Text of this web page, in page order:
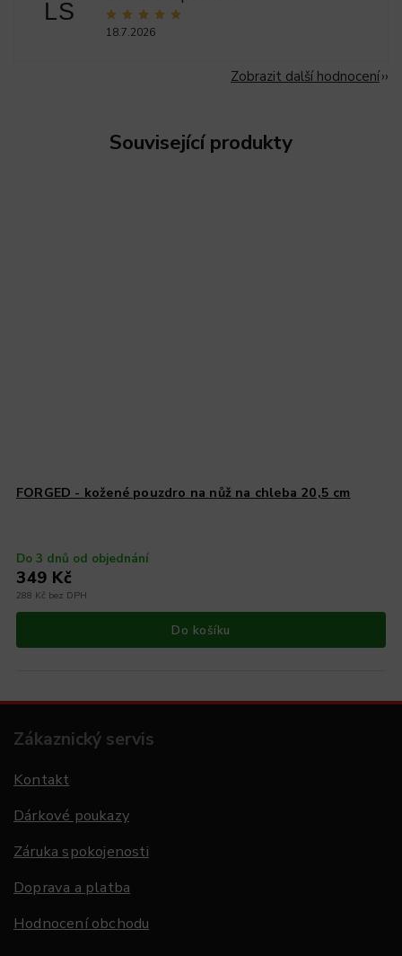
LS
18.7.2026
Zobrazit další hodnocení
Související produkty
FORGED - kožené pouzdro na nůž na chleba 20,5 cm
Do 3 dnů od objednání
288 Kč bez DPH
349 Kč
Do košíku
Zákaznický servis
Kontakt
Dárkové poukazy
Záruka spokojenosti
Doprava a platba
Hodnocení obchodu